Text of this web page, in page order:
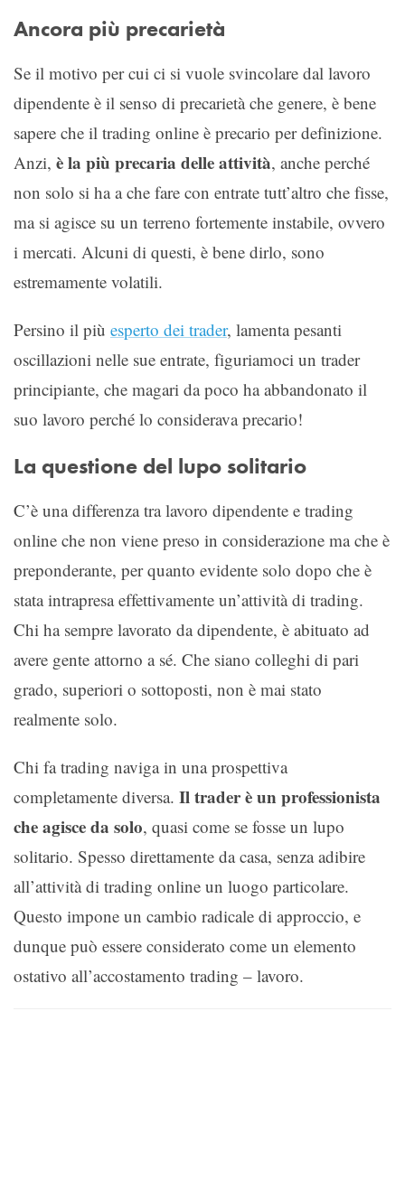
Ancora più precarietà
Se il motivo per cui ci si vuole svincolare dal lavoro
dipendente è il senso di precarietà che genere, è bene
sapere che il trading online è precario per definizione.
Anzi, è la più precaria delle attività, anche perché
non solo si ha a che fare con entrate tutt’altro che fisse,
ma si agisce su un terreno fortemente instabile, ovvero
i mercati. Alcuni di questi, è bene dirlo, sono
estremamente volatili.
Persino il più esperto dei trader, lamenta pesanti
oscillazioni nelle sue entrate, figuriamoci un trader
principiante, che magari da poco ha abbandonato il
suo lavoro perché lo considerava precario!
La questione del lupo solitario
C’è una differenza tra lavoro dipendente e trading
online che non viene preso in considerazione ma che è
preponderante, per quanto evidente solo dopo che è
stata intrapresa effettivamente un’attività di trading.
Chi ha sempre lavorato da dipendente, è abituato ad
avere gente attorno a sé. Che siano colleghi di pari
grado, superiori o sottoposti, non è mai stato
realmente solo.
Chi fa trading naviga in una prospettiva
completamente diversa. Il trader è un professionista
che agisce da solo, quasi come se fosse un lupo
solitario. Spesso direttamente da casa, senza adibire
all’attività di trading online un luogo particolare.
Questo impone un cambio radicale di approccio, e
dunque può essere considerato come un elemento
ostativo all’accostamento trading – lavoro.